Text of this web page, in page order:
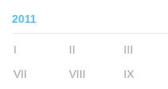
2011
I II III
VII
VIII IX